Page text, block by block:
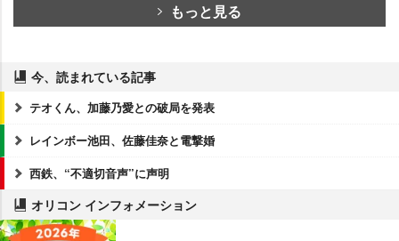
もっと見る
今、読まれている記事
テオくん、加藤乃愛との破局を発表
レインボー池田、佐藤佳奈と電撃婚
西鉄、“不適切音声”に声明
オリコン インフォメーション